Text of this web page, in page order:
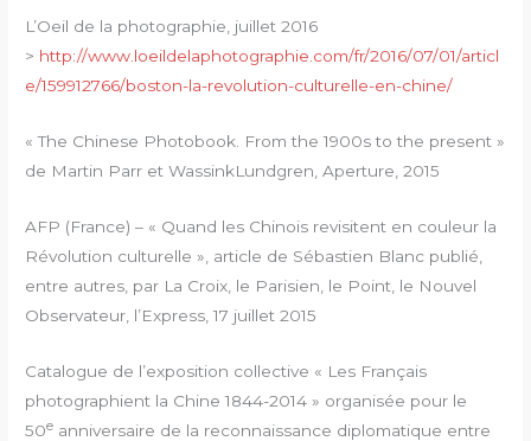
L’Oeil de la photographie, juillet 2016
> http://www.loeildelaphotographie.com/fr/2016/07/01/articl
e/159912766/boston-la-revolution-culturelle-en-chine/
« The Chinese Photobook. From the 1900s to the present »
de Martin Parr et WassinkLundgren, Aperture, 2015
AFP (France) – « Quand les Chinois revisitent en couleur la
Révolution culturelle », article de Sébastien Blanc publié,
entre autres, par La Croix, le Parisien, le Point, le Nouvel
Observateur, l’Express, 17 juillet 2015
Catalogue de l’exposition collective « Les Français
photographient la Chine 1844-2014 » organisée pour le
50e anniversaire de la reconnaissance diplomatique entre